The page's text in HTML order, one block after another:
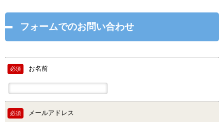
フォームでのお問い合わせ
必須 お名前
必須 メールアドレス